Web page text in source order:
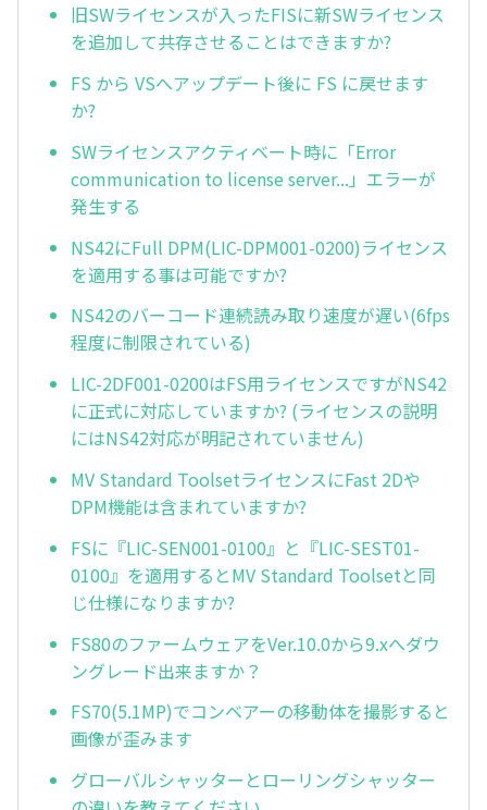
旧SWライセンスが入ったFISに新SWライセンス
を追加して共存させることはできますか?
FS から VSへアップデート後に FS に戻せます
か?
SWライセンスアクティベート時に「Error
communication to license server...」エラーが
発生する
NS42にFull DPM(LIC-DPM001-0200)ライセンス
を適用する事は可能ですか?
NS42のバーコード連続読み取り速度が遅い(6fps
程度に制限されている)
LIC-2DF001-0200はFS用ライセンスですがNS42
に正式に対応していますか? (ライセンスの説明
にはNS42対応が明記されていません)
MV Standard ToolsetライセンスにFast 2Dや
DPM機能は含まれていますか?
FSに『LIC-SEN001-0100』と『LIC-SEST01-
0100』を適用するとMV Standard Toolsetと同
じ仕様になりますか?
FS80のファームウェアをVer.10.0から9.xへダウ
ングレード出来ますか？
FS70(5.1MP)でコンベアーの移動体を撮影すると
画像が歪みます
グローバルシャッターとローリングシャッター